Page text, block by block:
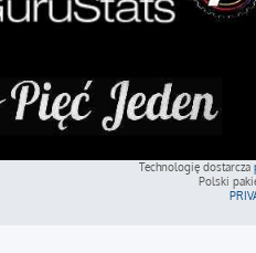
Technologię dostarcza
Polski